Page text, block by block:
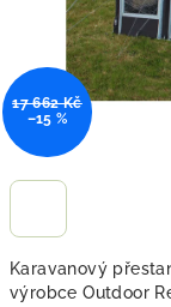
Karavanový
výrobce Outdoor
17 662 Kč
–15 %